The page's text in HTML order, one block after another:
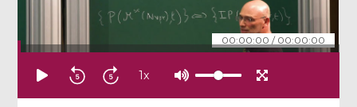
00:00:00 / 00:00:00
1x